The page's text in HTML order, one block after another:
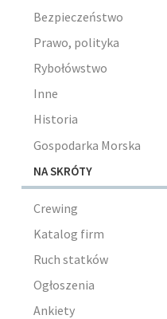
Bezpieczeństwo
Prawo, polityka
Rybołówstwo
Inne
Historia
Gospodarka Morska
NA SKRÓTY
Crewing
Katalog firm
Ruch statków
Ogłoszenia
Ankiety